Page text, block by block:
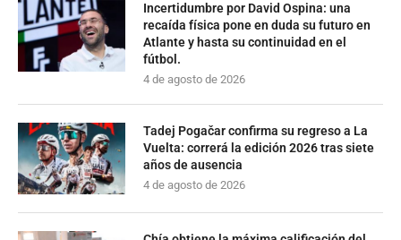
Incertidumbre por David Ospina: una
recaída física pone en duda su futuro en
Atlante y hasta su continuidad en el
fútbol.
4 de agosto de 2026
Tadej Pogačar confirma su regreso a La
Vuelta: correrá la edición 2026 tras siete
años de ausencia
4 de agosto de 2026